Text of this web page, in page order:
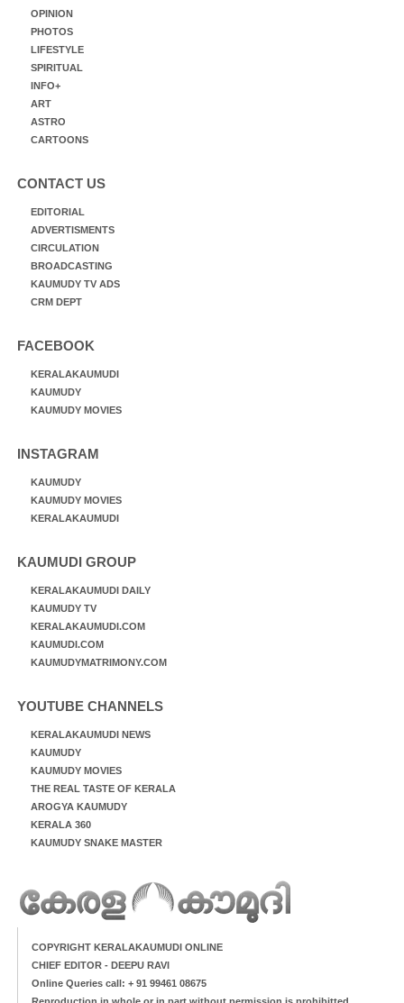
OPINION
PHOTOS
LIFESTYLE
SPIRITUAL
INFO+
ART
ASTRO
CARTOONS
CONTACT US
EDITORIAL
ADVERTISMENTS
CIRCULATION
BROADCASTING
KAUMUDY TV ADS
CRM DEPT
FACEBOOK
KERALAKAUMUDI
KAUMUDY
KAUMUDY MOVIES
INSTAGRAM
KAUMUDY
KAUMUDY MOVIES
KERALAKAUMUDI
KAUMUDI GROUP
KERALAKAUMUDI DAILY
KAUMUDY TV
KERALAKAUMUDI.COM
KAUMUDI.COM
KAUMUDYMATRIMONY.COM
YOUTUBE CHANNELS
KERALAKAUMUDI NEWS
KAUMUDY
KAUMUDY MOVIES
THE REAL TASTE OF KERALA
AROGYA KAUMUDY
KERALA 360
KAUMUDY SNAKE MASTER
COPYRIGHT KERALAKAUMUDI ONLINE
CHIEF EDITOR - DEEPU RAVI
Online Queries call: + 91 99461 08675